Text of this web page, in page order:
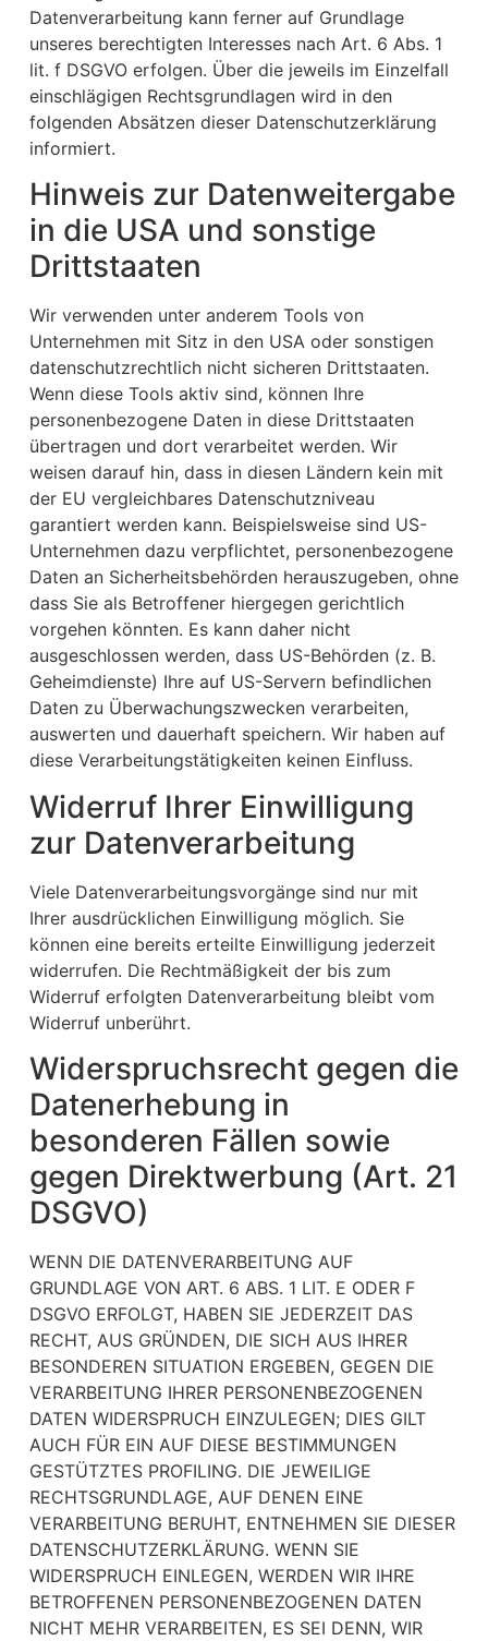
Datenverarbeitung kann ferner auf Grundlage
unseres berechtigten Interesses nach Art. 6 Abs. 1
lit. f DSGVO erfolgen. Über die jeweils im Einzelfall
einschlägigen Rechtsgrundlagen wird in den
folgenden Absätzen dieser Datenschutzerklärung
informiert.
Hinweis zur Datenweitergabe
in die USA und sonstige
Drittstaaten
Wir verwenden unter anderem Tools von
Unternehmen mit Sitz in den USA oder sonstigen
datenschutzrechtlich nicht sicheren Drittstaaten.
Wenn diese Tools aktiv sind, können Ihre
personenbezogene Daten in diese Drittstaaten
übertragen und dort verarbeitet werden. Wir
weisen darauf hin, dass in diesen Ländern kein mit
der EU vergleichbares Datenschutzniveau
garantiert werden kann. Beispielsweise sind US-
Unternehmen dazu verpflichtet, personenbezogene
Daten an Sicherheitsbehörden herauszugeben, ohne
dass Sie als Betroffener hiergegen gerichtlich
vorgehen könnten. Es kann daher nicht
ausgeschlossen werden, dass US-Behörden (z. B.
Geheimdienste) Ihre auf US-Servern befindlichen
Daten zu Überwachungszwecken verarbeiten,
auswerten und dauerhaft speichern. Wir haben auf
diese Verarbeitungstätigkeiten keinen Einfluss.
Widerruf Ihrer Einwilligung
zur Datenverarbeitung
Viele Datenverarbeitungsvorgänge sind nur mit
Ihrer ausdrücklichen Einwilligung möglich. Sie
können eine bereits erteilte Einwilligung jederzeit
widerrufen. Die Rechtmäßigkeit der bis zum
Widerruf erfolgten Datenverarbeitung bleibt vom
Widerruf unberührt.
Widerspruchsrecht gegen die
Datenerhebung in
besonderen Fällen sowie
gegen Direktwerbung (Art. 21
DSGVO)
WENN DIE DATENVERARBEITUNG AUF
GRUNDLAGE VON ART. 6 ABS. 1 LIT. E ODER F
DSGVO ERFOLGT, HABEN SIE JEDERZEIT DAS
RECHT, AUS GRÜNDEN, DIE SICH AUS IHRER
BESONDEREN SITUATION ERGEBEN, GEGEN DIE
VERARBEITUNG IHRER PERSONENBEZOGENEN
DATEN WIDERSPRUCH EINZULEGEN; DIES GILT
AUCH FÜR EIN AUF DIESE BESTIMMUNGEN
GESTÜTZTES PROFILING. DIE JEWEILIGE
RECHTSGRUNDLAGE, AUF DENEN EINE
VERARBEITUNG BERUHT, ENTNEHMEN SIE DIESER
DATENSCHUTZERKLÄRUNG. WENN SIE
WIDERSPRUCH EINLEGEN, WERDEN WIR IHRE
BETROFFENEN PERSONENBEZOGENEN DATEN
NICHT MEHR VERARBEITEN, ES SEI DENN, WIR